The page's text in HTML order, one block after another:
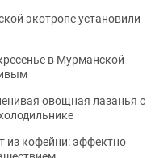
экотропе установили
в Мурманской
овощная лазанья с
из кофейни: эффектно